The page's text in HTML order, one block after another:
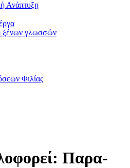
Ανάπτυξη
ξένων γλωσσών
Φιλίας
Παρα-